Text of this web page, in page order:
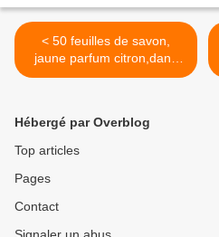
bobo gothique hippie,cadeau fete
anniversaire noel
< 50 feuilles de savon,
jaune parfum citron,dans
une jolie boîte ronde,se
voyage,savon de
poche,hygiène propreté anti
Hébergé par Overblog
Top articles
Pages
Contact